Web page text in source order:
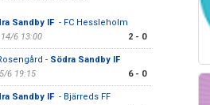
Sandby IF - FC Hessleholm
6 13:00
2 - 0
- Södra Sandby IF
6 19:15
6 - 0
Sandby IF - Bjärreds FF